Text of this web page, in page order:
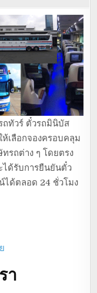
ถทัวร์ ตั๋วรถมินิบัส
เลือกจองครอบคลุม
รถต่าง ๆ โดยตรง
ได้รับการยืนยันตั๋ว
ได้ตลอด 24 ชั่วโมง
า